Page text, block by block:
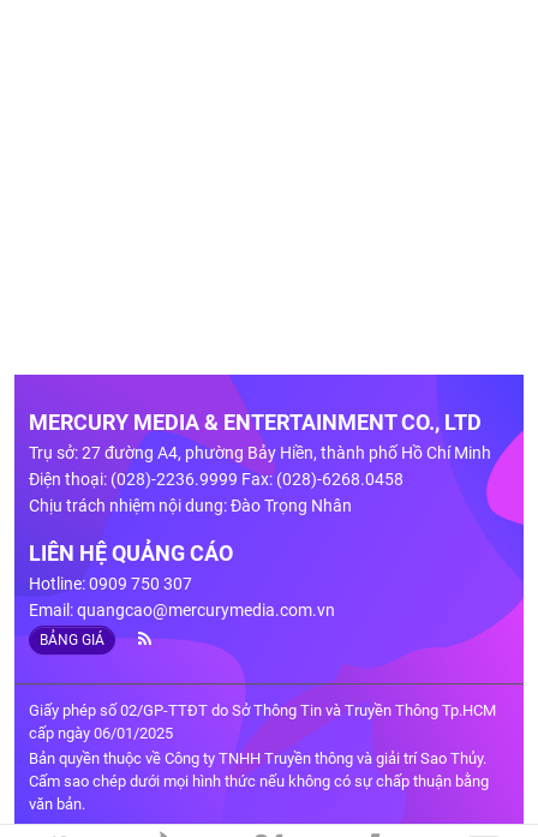
MERCURY MEDIA & ENTERTAINMENT CO., LTD
Trụ sở: 27 đường A4, phường Bảy Hiền, thành phố Hồ Chí Minh
Điện thoại: (028)-2236.9999 Fax: (028)-6268.0458
Chịu trách nhiệm nội dung: Đào Trọng Nhân
LIÊN HỆ QUẢNG CÁO
Hotline: 0909 750 307
Email:quangcao@mercurymedia.com.vn
BẢNG GIÁ
Giấy phép số 02/GP-TTĐT do Sở Thông Tin và Truyền Thông Tp.HCM
cấp ngày 06/01/2025
Bản quyền thuộc về Công ty TNHH Truyền thông và giải trí Sao Thủy.
Cấm sao chép dưới mọi hình thức nếu không có sự chấp thuận bằng
văn bản.